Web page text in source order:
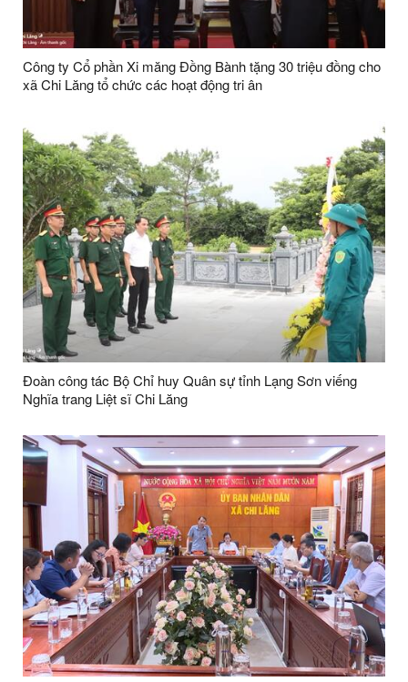
Công ty Cổ phần Xi măng Đồng Bành tặng 30 triệu đồng cho
xã Chi Lăng tổ chức các hoạt động tri ân
Đoàn công tác Bộ Chỉ huy Quân sự tỉnh Lạng Sơn viếng
Nghĩa trang Liệt sĩ Chi Lăng